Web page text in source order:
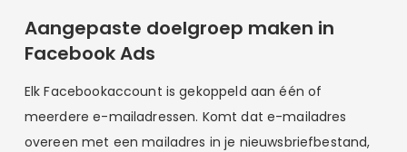
Aangepaste doelgroep maken in
Facebook Ads
Elk Facebookaccount is gekoppeld aan één of
meerdere e-mailadressen. Komt dat e-mailadres
overeen met een mailadres in je nieuwsbriefbestand,